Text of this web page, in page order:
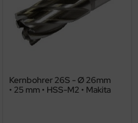
Kernbohrer 26S - Ø 26mm
• 25 mm • HSS-M2 • Makita